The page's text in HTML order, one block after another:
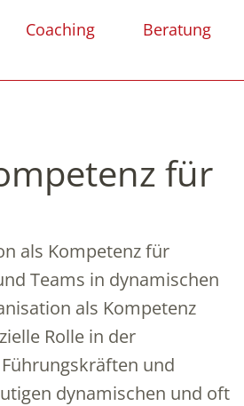
Coaching Beratung
für
als Kompetenz für
Teams in dynamischen
als Kompetenz
Rolle in der
und
dynamischen und oft